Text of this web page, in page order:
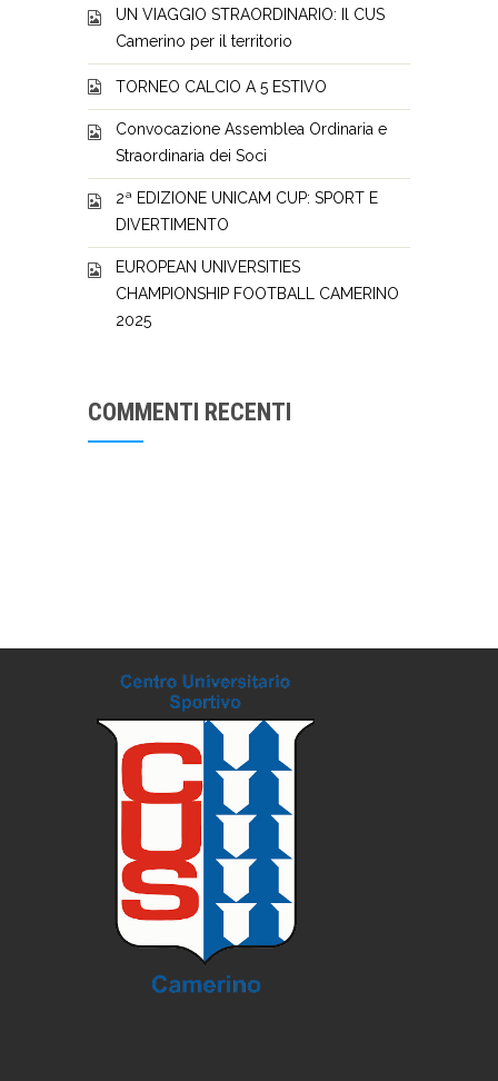
UN VIAGGIO STRAORDINARIO: Il CUS
Camerino per il territorio
TORNEO CALCIO A 5 ESTIVO
Convocazione Assemblea Ordinaria e
Straordinaria dei Soci
2ª EDIZIONE UNICAM CUP: SPORT E
DIVERTIMENTO
EUROPEAN UNIVERSITIES
CHAMPIONSHIP FOOTBALL CAMERINO
2025
COMMENTI RECENTI